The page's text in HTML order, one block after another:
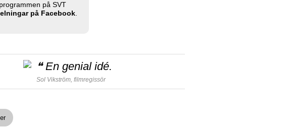
på SVT
på Facebook
❝En genial idé.
Sol Vikström, filmregissör